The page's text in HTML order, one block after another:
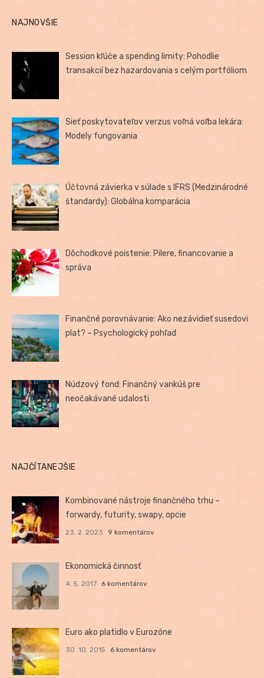
NAJNOVŠIE
Session kľúče a spending limity: Pohodlie
transakcií bez hazardovania s celým portfóliom
Sieť poskytovateľov verzus voľná voľba lekára:
Modely fungovania
Účtovná závierka v súlade s IFRS (Medzinárodné
štandardy): Globálna komparácia
Dôchodkové poistenie: Pilere, financovanie a
správa
Finančné porovnávanie: Ako nezávidieť susedovi
plat? – Psychologický pohľad
Núdzový fond: Finančný vankúš pre
neočakávané udalosti
NAJČÍTANEJŠIE
Kombinované nástroje finančného trhu –
forwardy, futurity, swapy, opcie
23. 2. 2023 9 komentárov
Ekonomická činnosť
4. 5. 2017 6 komentárov
Euro ako platidlo v Eurozóne
30. 10. 2015 6 komentárov